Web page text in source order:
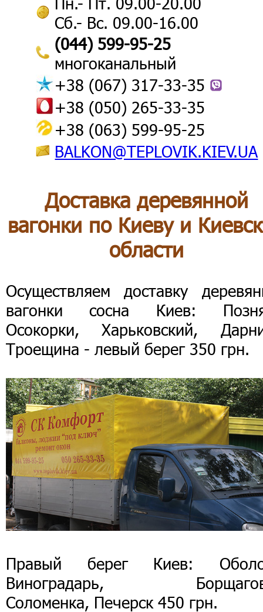
Сб.- Вс. 09.00-16.00
(044) 599-95-25
многоканальный
+38 (067) 317-33-35
+38 (050) 265-33-35
+38 (063) 599-95-25
BALKON@TEPLOVIK.KIEV.UA
Доставка деревянной
вагонки по Киеву и
области
Осуществляем доставку
вагонки сосна Киев:
Осокорки, Харьковский,
Троещина - левый берег 350 грн.
Правый берег Киев:
Виноградарь,
Соломенка, Печерск 450 грн.